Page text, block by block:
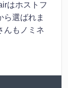
はホストフ
ら選ばれま
んもノミネ